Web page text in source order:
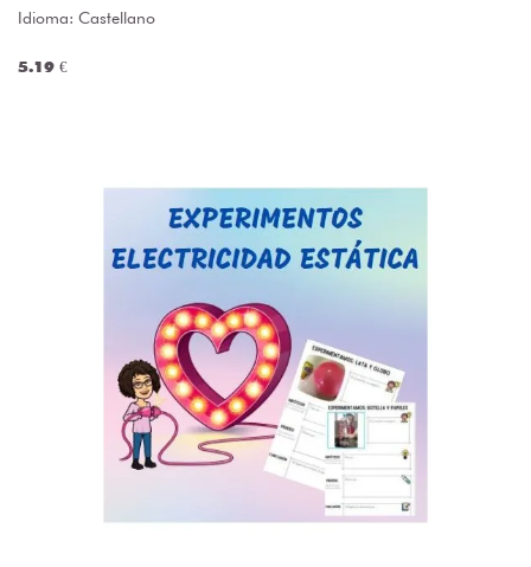
Idioma: Castellano
5.19 €